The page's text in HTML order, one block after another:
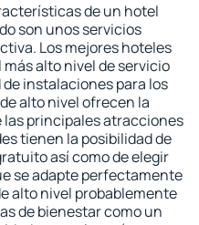
de un hotel
son unos servicios
Los mejores hoteles
alto nivel de servicio
instalaciones para los
alto nivel ofrecen la
las principales atracciones
tienen la posibilidad de
así como de elegir
se adapte perfectamente
alto nivel probablemente
de bienestar como un